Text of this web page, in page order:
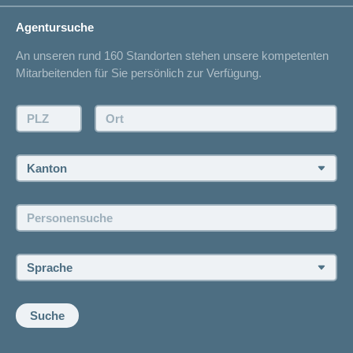
Lebenssituationen
Spitalliste
Unfallmeldung
Offertanfrage
Rückruf anfordern
Offene Stellen
Agentursuche
An unseren rund 160 Standorten stehen unsere kompetenten
Mitarbeitenden für Sie persönlich zur Verfügung.
PLZ: Ort:
Kanton:
Personensuche:
Sprache:
Suche